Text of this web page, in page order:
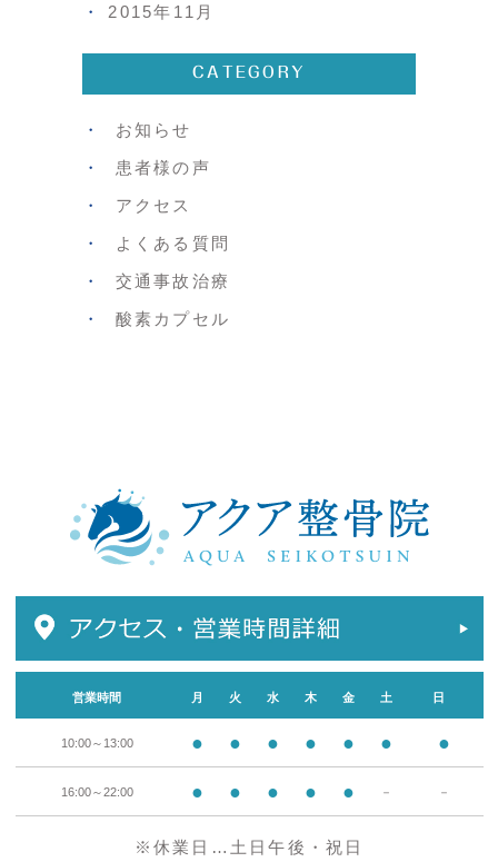
2015年11月
CATEGORY
お知らせ
患者様の声
アクセス
よくある質問
交通事故治療
酸素カプセル
営業時間 月 火 水 木 金 土 日
10:00～13:00 ● ● ● ● ● ● ●
16:00～22:00 ● ● ● ● ● － －
※休業日…土日午後・祝日